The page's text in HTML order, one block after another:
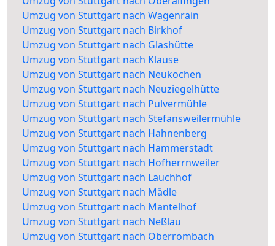
Umzug von Stuttgart nach Wagenrain
Umzug von Stuttgart nach Birkhof
Umzug von Stuttgart nach Glashütte
Umzug von Stuttgart nach Klause
Umzug von Stuttgart nach Neukochen
Umzug von Stuttgart nach Neuziegelhütte
Umzug von Stuttgart nach Pulvermühle
Umzug von Stuttgart nach Stefansweilermühle
Umzug von Stuttgart nach Hahnenberg
Umzug von Stuttgart nach Hammerstadt
Umzug von Stuttgart nach Hofherrnweiler
Umzug von Stuttgart nach Lauchhof
Umzug von Stuttgart nach Mädle
Umzug von Stuttgart nach Mantelhof
Umzug von Stuttgart nach Neßlau
Umzug von Stuttgart nach Oberrombach